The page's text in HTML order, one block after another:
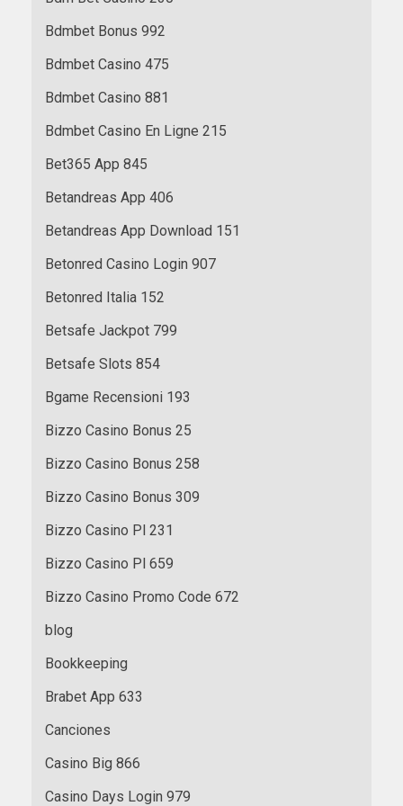
Bdmbet Bonus 992
Bdmbet Casino 475
Bdmbet Casino 881
Bdmbet Casino En Ligne 215
Bet365 App 845
Betandreas App 406
Betandreas App Download 151
Betonred Casino Login 907
Betonred Italia 152
Betsafe Jackpot 799
Betsafe Slots 854
Bgame Recensioni 193
Bizzo Casino Bonus 25
Bizzo Casino Bonus 258
Bizzo Casino Bonus 309
Bizzo Casino Pl 231
Bizzo Casino Pl 659
Bizzo Casino Promo Code 672
blog
Bookkeeping
Brabet App 633
Canciones
Casino Big 866
Casino Days Login 979